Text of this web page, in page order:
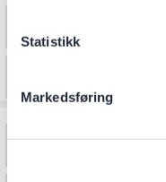
Statistikk
Markedsføring